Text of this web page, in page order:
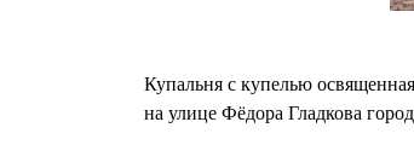
Купальня с купелью
на улице Фёдора Гладкова